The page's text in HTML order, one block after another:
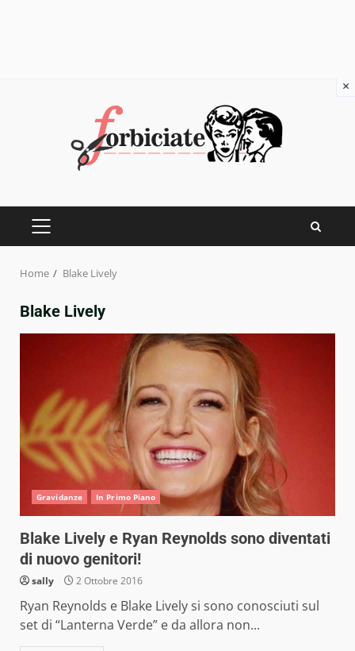
PRIMARY
Home Blake Lively
Blake Lively
Gravidanze In Primo Piano
Blake Lively e Ryan Reynolds sono diventati
di nuovo genitori!
sally 2 Ottobre 2016
Ryan Reynolds e Blake Lively si sono conosciuti sul
set di “Lanterna Verde” e da allora non...
×